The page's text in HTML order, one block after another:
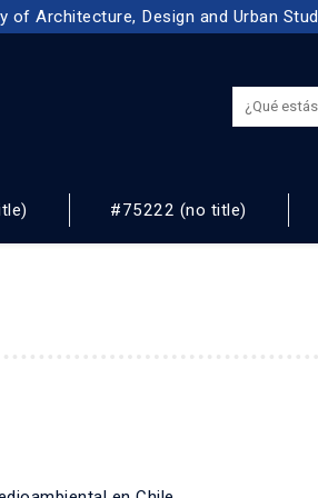
of Architecture, Design and Urban
#75222 (no title)